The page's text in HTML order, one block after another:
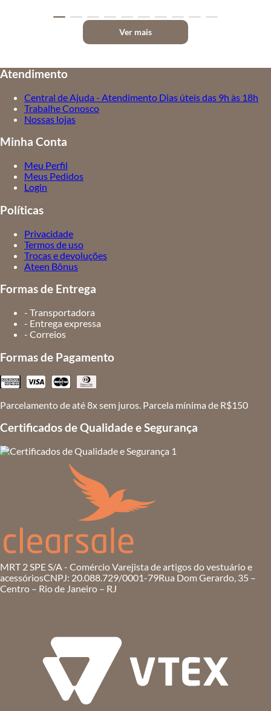
Ver mais
Atendimento
Central de Ajuda - Atendimento Dias úteis das 9h às 18h
Trabalhe Conosco
Nossas lojas
Minha Conta
Meu Perfil
Meus Pedidos
Login
Políticas
Privacidade
Termos de uso
Trocas e devoluções
Ateen Bônus
Formas de Entrega
- Transportadora
- Entrega expressa
- Correios
Formas de Pagamento
Parcelamento de até 8x sem juros. Parcela mínima de R$150
Certificados de Qualidade e Segurança
MRT 2 SPE S/A - Comércio Varejista de artigos do vestuário e
acessóriosCNPJ: 20.088.729/0001-79Rua Dom Gerardo, 35 –
Centro – Rio de Janeiro – RJ